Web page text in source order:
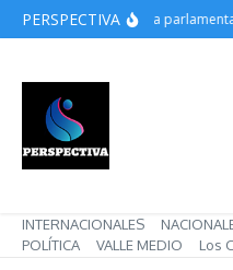
Saltar al contenido
PERSPECTIVADerrota
INTERNACIONALES
POLÍTICA
VALLE MEDIO Los